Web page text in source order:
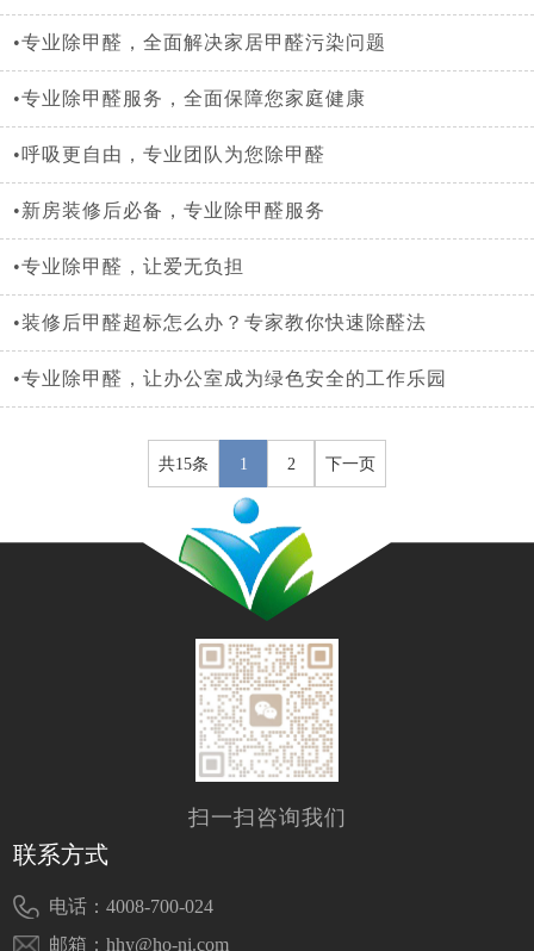
•专业除甲醛，全面解决家居甲醛污染问题
•专业除甲醛服务，全面保障您家庭健康
•呼吸更自由，专业团队为您除甲醛
•新房装修后必备，专业除甲醛服务
•专业除甲醛，让爱无负担
•装修后甲醛超标怎么办？专家教你快速除醛法
•专业除甲醛，让办公室成为绿色安全的工作乐园
共15条 1 2 下一页
扫一扫咨询我们
联系方式
电话：4008-700-024
邮箱：hhy@ho-ni.com